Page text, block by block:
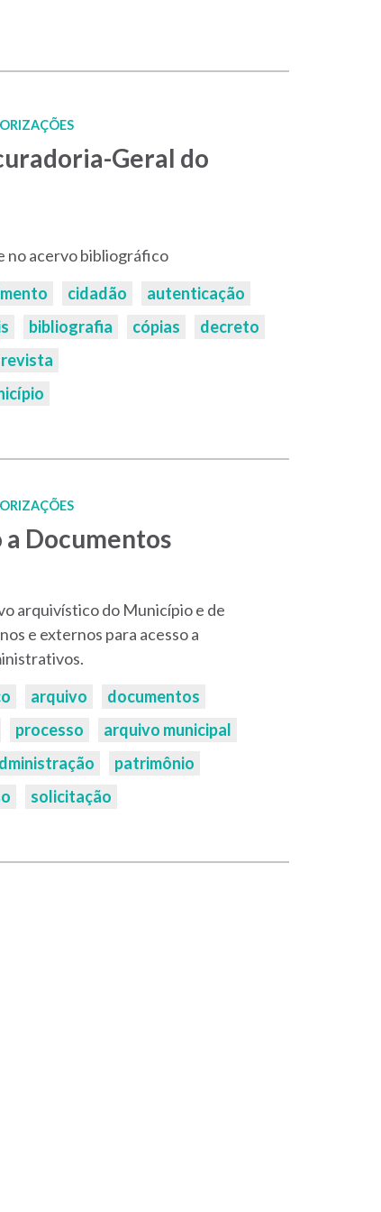
Geral do
no acervo bibliográfico
cidadão
autenticação
bibliografia cópias
decreto
revista
a Documentos
arquivístico do Município e de
e externos para acesso a
arquivo
documentos
processo
arquivo municipal
patrimônio
solicitação